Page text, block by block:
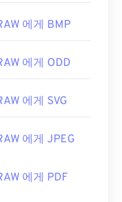
에게 BMP
에게 ODD
에게 SVG
에게 JPEG
에게 PDF